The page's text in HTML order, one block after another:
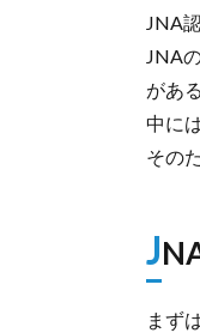
JNA
JNA
があ
中に
その
J
まず